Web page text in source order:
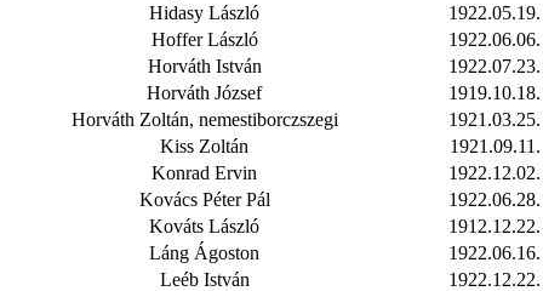
Hidasy László
1922.05.19.
Hoffer László
1922.06.06.
Horváth István
1922.07.23.
Horváth József
1919.10.18.
Horváth Zoltán, nemestiborczszegi
1921.03.25.
Kiss Zoltán
1921.09.11.
Konrad Ervin
1922.12.02.
Kovács Péter Pál
1922.06.28.
Kováts László
1912.12.22.
Láng Ágoston
1922.06.16.
Leéb István
1922.12.22.